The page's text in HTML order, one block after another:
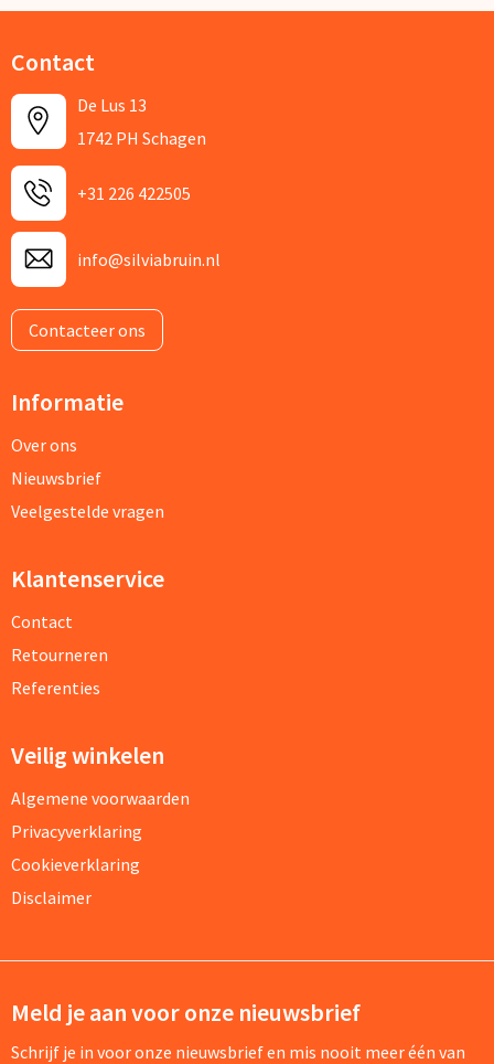
Contact
De Lus 13
1742 PH Schagen
+31 226 422505
info@silviabruin.nl
Contacteer ons
Informatie
Over ons
Nieuwsbrief
Veelgestelde vragen
Klantenservice
Contact
Retourneren
Referenties
Veilig winkelen
Algemene voorwaarden
Privacyverklaring
Cookieverklaring
Disclaimer
Meld je aan voor onze nieuwsbrief
Schrijf je in voor onze nieuwsbrief en mis nooit meer één van